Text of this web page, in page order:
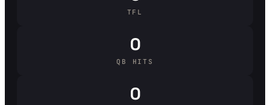
TFL
0
QB HITS
0